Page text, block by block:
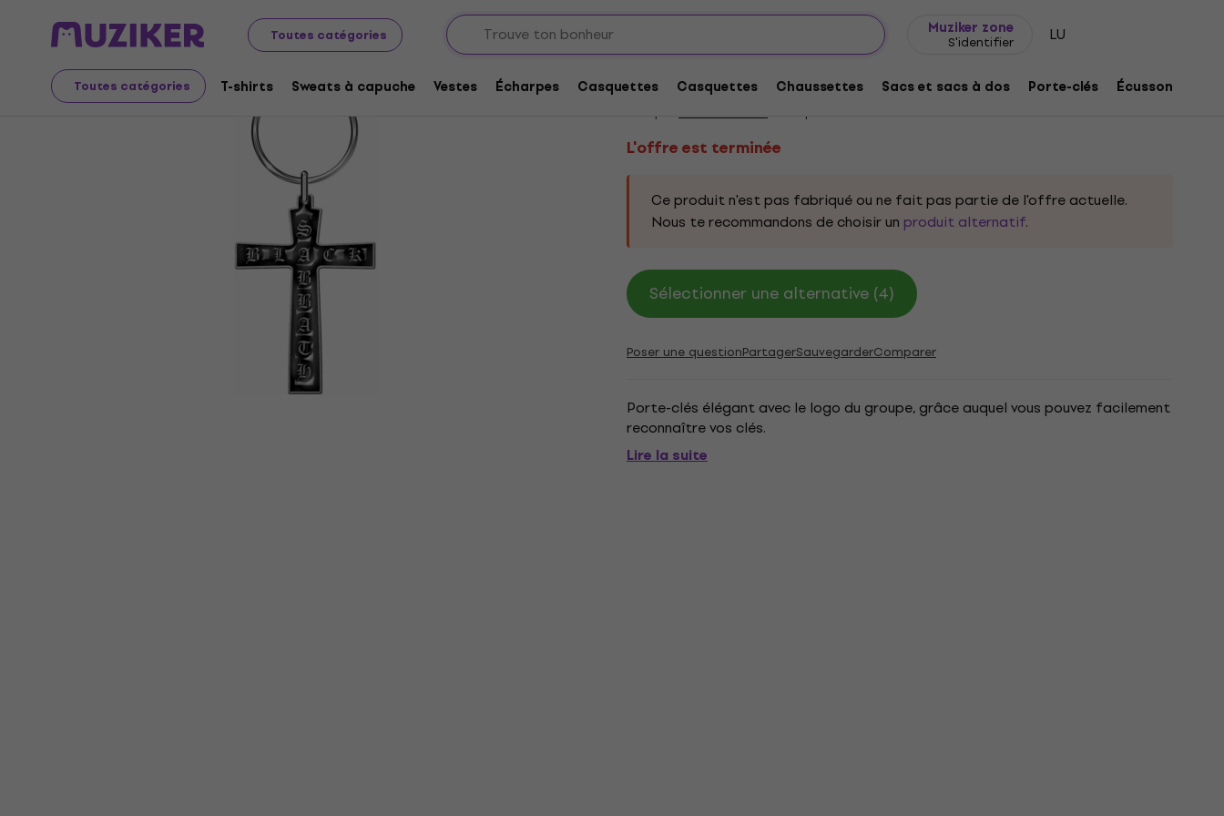
Toutes catégories
Muziker zone
S'identifier LU
Toutes catégories T-shirts Sweats à capuche Vestes Écharpes Casquettes Casquettes Chaussettes Sacs et sacs à dos Porte-clés Écussons/
Merch Produits musicaux
L'offre est terminée
L'offre est terminée
Black Sabbath Cross Porte-clés
Marque: Code produit:
L'offre est terminée
Ce produit n'est pas fabriqué ou ne fait pas partie de l'offre actuelle.
Nous te recommandons de choisir un produit alternatif.
Sélectionner une alternative (4)
Poser une questionPartagerSauvegarderComparer
Porte-clés élégant avec le logo du groupe, grâce auquel vous pouvez facilement
reconnaître vos clés.
Lire la suite